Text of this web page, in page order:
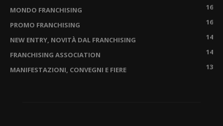
MONDO FRANCHISING
16
PROMO FRANCHISING
16
NEW ENTRY, NOVITÀ DAL FRANCHISING
14
FRANCHISING ASSOCIATION
14
MANIFESTAZIONI, CONVEGNI E FIERE
13